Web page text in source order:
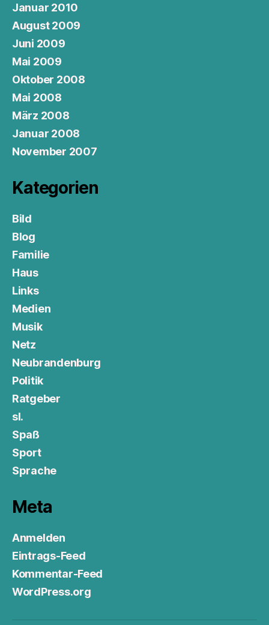
Januar 2010
August 2009
Juni 2009
Mai 2009
Oktober 2008
Mai 2008
März 2008
Januar 2008
November 2007
Kategorien
Bild
Blog
Familie
Haus
Links
Medien
Musik
Netz
Neubrandenburg
Politik
Ratgeber
sl.
Spaß
Sport
Sprache
Meta
Anmelden
Eintrags-Feed
Kommentar-Feed
WordPress.org